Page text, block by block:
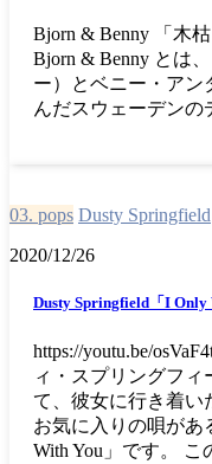
Bjorn & Benny 「木
Bjorn & Benny とは
ー）とベニー・アン
んだスウェーデンの
03. pops Dusty Springfield
2020/12/26
Dusty Springfield「I Only
https://youtu.be/
ィ・スプリングフィ
て、彼女に行き着い
お気に入りの唄があ
With You」です。